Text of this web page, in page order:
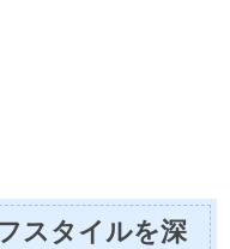
スタイルを深